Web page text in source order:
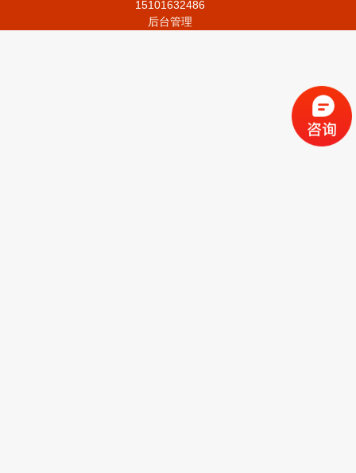
15101632486
后台管理